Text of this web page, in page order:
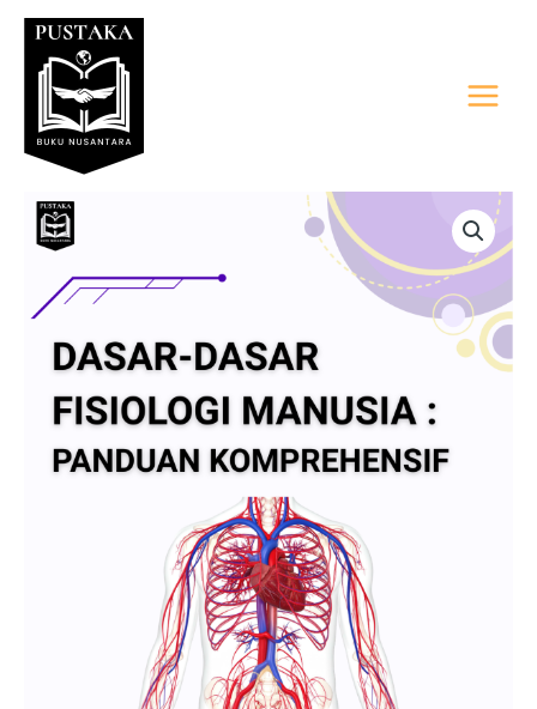
Lewati
konten
Kuantitas
DASAR-
DASAR
FISIOLOGI
MANUSIA
PANDUAN
KOMPREHENSIF